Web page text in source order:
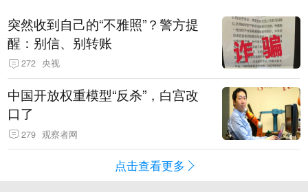
突然收到自己的“不雅照”？警方提
醒：别信、别转账
272 央视
中国开放权重模型“反杀”，白宫改
口了
279 观察者网
点击查看更多